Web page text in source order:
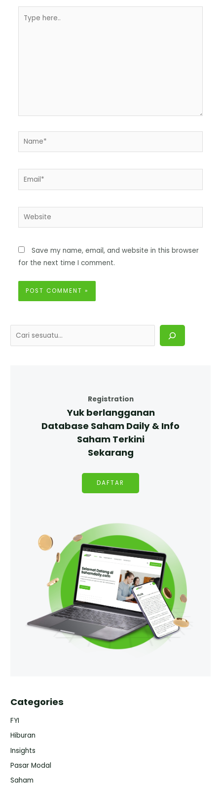
Save my name, email, and website in this browser
for the next time I comment.
Registration
Yuk berlangganan
Database Saham Daily & Info
Saham Terkini
Sekarang
DAFTAR
Categories
FYI
Hiburan
Insights
Pasar Modal
Saham